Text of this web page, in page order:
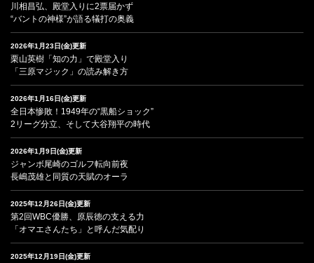
川相昌弘、殿堂入りに2票届かず
“バントの神様”が語る犠打の奥義
2026年1月23日(金)更新
栗山英樹「知の力」で殿堂入り
「三原マジック」の読み解き方
2026年1月16日(金)更新
全日本惨敗！1949年の“黒船ショック”
2リーグ分立、そして大谷翔平の時代
2026年1月9日(金)更新
ジャンボ尾崎のゴルフ転向前夜
長嶋茂雄と同質の天賦のオーラ
2025年12月26日(金)更新
第2回WBC優勝、原辰徳の支える力
「オマエさんたち」と呼んだ気配り
2025年12月19日(金)更新